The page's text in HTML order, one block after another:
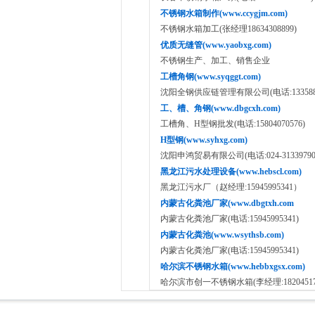
不锈钢水箱制作(www.ccygjm.com)
不锈钢水箱加工(张经理18634308899)
优质无缝管(www.yaobxg.com)
不锈钢生产、加工、销售企业
工槽角钢(www.syqggt.com)
沈阳全钢供应链管理有限公司(电话
工、槽、角钢(www.dbgcxh.com)
工槽角、H型钢批发(电话:15804070576)
H型钢(www.syhxg.com)
沈阳申鸿贸易有限公司(电话:024-
黑龙江污水处理设备(www.hebscl.com)
黑龙江污水厂（赵经理:15945995341）
内蒙古化粪池厂家(www.dbgtxh.com
内蒙古化粪池厂家(电话:15945995341)
内蒙古化粪池(www.wsythsb.com)
内蒙古化粪池厂家(电话:15945995341)
哈尔滨不锈钢水箱(www.hebbxgsx.com)
哈尔滨市创一不锈钢水箱(李经理